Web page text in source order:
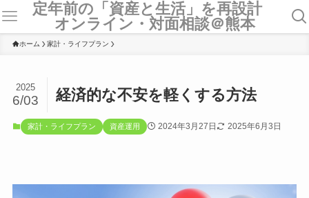
定年前の「資産と生活」を再設計
オンライン・対面相談＠熊本
ホーム 家計・ライフプラン
経済的な不安を軽くする方法
2025
6/03
家計・ライフプラン 資産運用 2024年3月27日 2025年6月3日